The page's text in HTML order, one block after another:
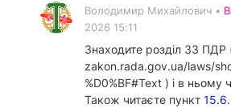
Володимир Михайлович •
2026 15:11
Знаходите розділ 33 ПДР
zakon.rada.gov.ua/laws/
%D0%BF#Text ) і в ньому
Також читаєте пункт 15.6.